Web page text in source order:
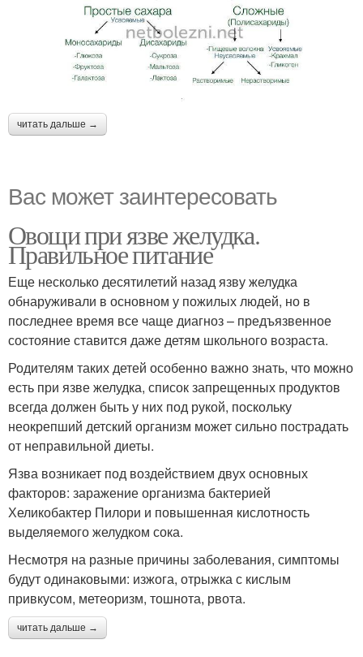
читать дальше →
Вас может заинтересовать
Овощи при язве желудка.
Правильное питание
Еще несколько десятилетий назад язву желудка
обнаруживали в основном у пожилых людей, но в
последнее время все чаще диагноз – предъязвенное
состояние ставится даже детям школьного возраста.
Родителям таких детей особенно важно знать, что можно
есть при язве желудка, список запрещенных продуктов
всегда должен быть у них под рукой, поскольку
неокрепший детский организм может сильно пострадать
от неправильной диеты.
Язва возникает под воздействием двух основных
факторов: заражение организма бактерией
Хеликобактер Пилори и повышенная кислотность
выделяемого желудком сока.
Несмотря на разные причины заболевания, симптомы
будут одинаковыми: изжога, отрыжка с кислым
привкусом, метеоризм, тошнота, рвота.
читать дальше →